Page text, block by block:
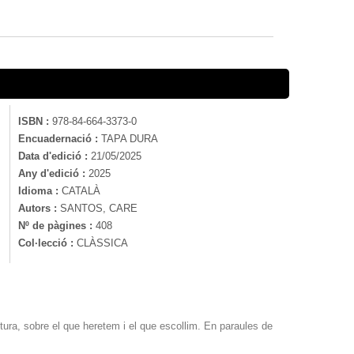
ISBN : 978-84-664-3373-0
Encuadernació : TAPA DURA
Data d'edició : 21/05/2025
Any d'edició : 2025
Idioma : CATALÀ
Autors : SANTOS, CARE
Nº de pàgines : 408
Col·lecció : CLÀSSICA
sobre el que heretem i el que escollim. En paraules de